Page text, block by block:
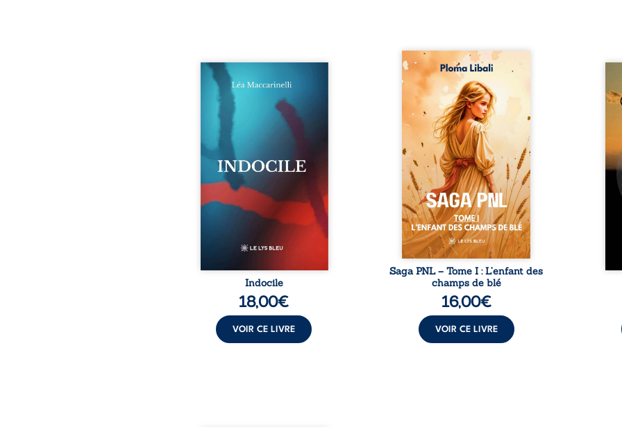
Quatre parties. Quatre refus.
Quatre visages d’une existence
en friction. Entre les silences
qu’on ne déchiffre pas, les
amours qu’on dérange, les
corps qu’on administre et les
liens qu’on sabote, cet ouvrage
parle à celles et ceux qui
vivent trop fort, trop vrai, trop
tôt. Indocile est une traversée.
Une langue nue. Une
insurrection calme. Une
déclaration d’existence pour ...
Indocile
18,00€
VOIR CE LIVRE
Autrefois, les champs
d’Atlantis vibraient sous le
vent et les enfants couraient
dans les blés. Puis la couronne
plia le genou, livrant son
peuple à l’ombre d’Ivorny. À
Atove, Luwel aurait pu
disparaître dans les ruines de
son destin ; pourtant, sous les
pierres d’un temple oublié, des
rebelles lui tendirent la main.
Parmi eux, Atos, général sans
trône mais habité par ...
Saga PNL – Tome I : L’enfant des
champs de blé
16,00€
VOIR CE LIVRE
les
les